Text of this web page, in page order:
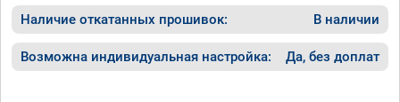
по трассе стал намного ниже, 6.2 литра на
сотку при скоростном режиме 100 - 120 км/
ч. Однозначно рекомендую
Наличие откатанных прошивок: В наличии
Возможна индивидуальная настройка: Да, без доплат